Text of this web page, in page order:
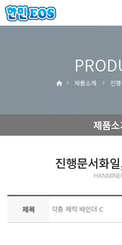
제품소개 진
제품
진행문서화
제목 각종 제작 바인더 C